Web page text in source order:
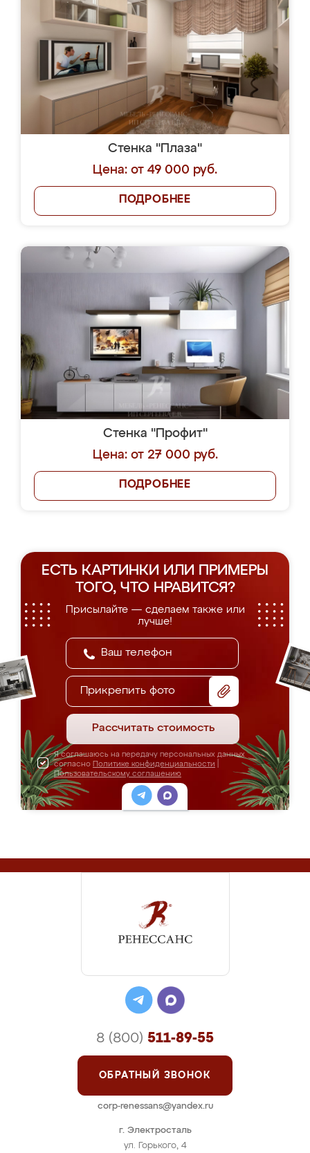
Стенка "Плаза"
Цена: от 49 000 руб.
ПОДРОБНЕЕ
Стенка "Профит"
Цена: от 27 000 руб.
ПОДРОБНЕЕ
ЕСТЬ КАРТИНКИ ИЛИ ПРИМЕРЫ
ТОГО, ЧТО НРАВИТСЯ?
Присылайте — сделаем также или
лучше!
Прикрепить фото
Рассчитать стоимость
Я соглашаюсь на передачу персональных данных
согласно Политике конфиденциальности
Пользовательскому соглашению
г. Электросталь
ул. Горького, 4
8 (800) 511-89-55
ОБРАТНЫЙ ЗВОНОК
corp-renessans@yandex.ru